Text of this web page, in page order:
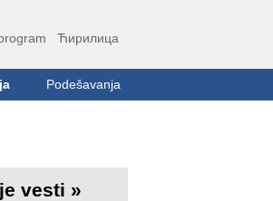
Ћирилица
Podešavanja
vesti »